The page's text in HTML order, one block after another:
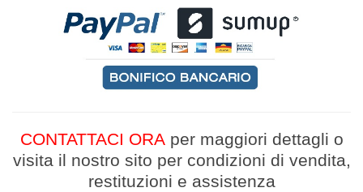
CONTATTACI ORAper maggiori dettagli o
visita il nostro sito per condizioni di vendita,
restituzioni e assistenza